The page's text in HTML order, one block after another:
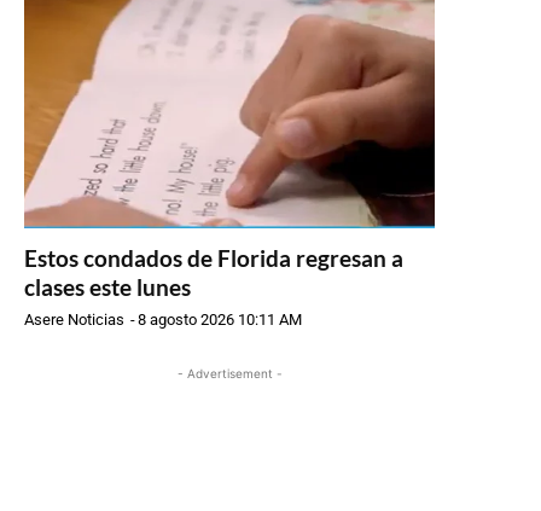
Estos condados de Florida regresan a
clases este lunes
Asere Noticias -8 agosto 2026 10:11 AM
- Advertisement -